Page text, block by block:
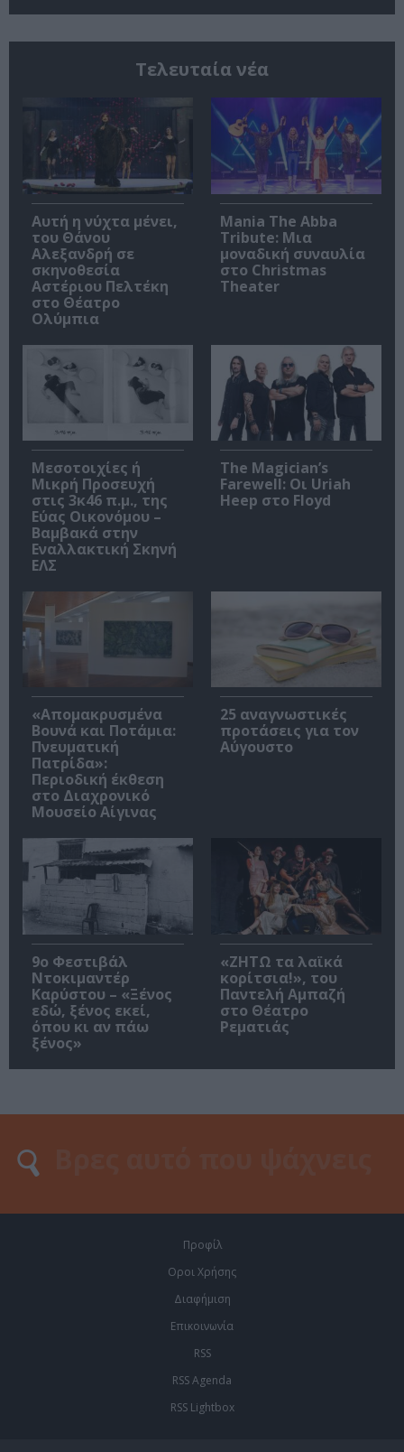
Τελευταία νέα
Αυτή η νύχτα μένει,
του Θάνου
Αλεξανδρή σε
σκηνοθεσία
Αστέριου Πελτέκη
στο Θέατρο
Ολύμπια
Mania The Abba
Tribute: Μια
μοναδική συναυλία
στο Christmas
Theater
Μεσοτοιχίες ή
Μικρή Προσευχή
στις 3κ46 π.μ., της
Εύας Οικονόμου –
Βαμβακά στην
Εναλλακτική Σκηνή
ΕΛΣ
The Magician’s
Farewell: Οι Uriah
Heep στο Floyd
«Απομακρυσμένα
Βουνά και Ποτάμια:
Πνευματική
Πατρίδα»:
Περιοδική έκθεση
στο Διαχρονικό
Μουσείο Αίγινας
25 αναγνωστικές
προτάσεις για τον
Αύγουστο
9ο Φεστιβάλ
Ντοκιμαντέρ
Καρύστου – «Ξένος
εδώ, ξένος εκεί,
όπου κι αν πάω
ξένος»
«ΖΗΤΩ τα λαϊκά
κορίτσια!», του
Παντελή Αμπαζή
στο Θέατρο
Ρεματιάς
Προφίλ
Οροι Χρήσης
Διαφήμιση
Επικοινωνία
RSS
RSS Agenda
RSS Lightbox